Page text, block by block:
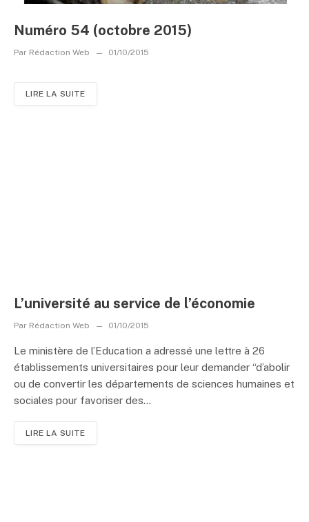
Numéro 54 (octobre 2015)
Par Rédaction Web 01/10/2015
LIRE LA SUITE
L’université au service de l’économie
Par Rédaction Web 01/10/2015
Le ministère de l’Education a adressé une lettre à 26
établissements universitaires pour leur demander “d’abolir
ou de convertir les départements de sciences humaines et
sociales pour favoriser des...
LIRE LA SUITE